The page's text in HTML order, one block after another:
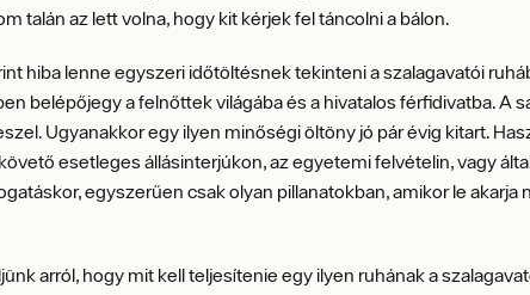
talán az lett volna, hogy kit kérjek fel táncolni a bálon.
hiba lenne egyszeri időtöltésnek tekinteni a szalagavatói
belépőjegy a felnőttek világába és a hivatalos férfidivatba. A
Ugyanakkor egy ilyen minőségi öltöny jó pár évig kitart.
esetleges állásinterjúkon, az egyetemi felvételin, vagy
egyszerűen csak olyan pillanatokban, amikor le
arról, hogy mit kell teljesítenie egy ilyen ruhának a